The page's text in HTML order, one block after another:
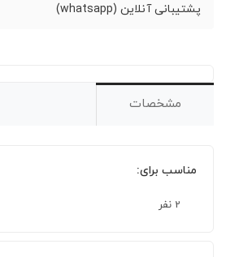
پشتیبانی آنلاین (whatsapp)
مشخصات
مناسب برای:
2 نفر